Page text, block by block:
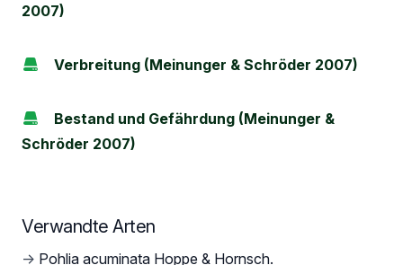
2007)
Verbreitung (Meinunger & Schröder 2007)
Bestand und Gefährdung (Meinunger &
Schröder 2007)
Verwandte Arten
→ Pohlia acuminata Hoppe & Hornsch.